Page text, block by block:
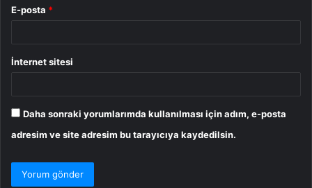
E-posta *
İnternet sitesi
Daha sonraki yorumlarımda kullanılması için adım, e-posta
adresim ve site adresim bu tarayıcıya kaydedilsin.